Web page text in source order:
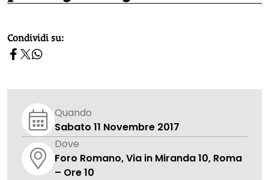
homepage h2
Condividi su:
Quando
Sabato 11 Novembre 2017
Dove
Foro Romano, Via in Miranda 10, Roma
– Ore 10